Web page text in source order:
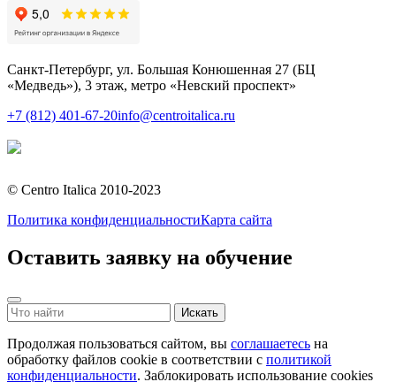
Санкт-Петербург, ул. Большая Конюшенная 27 (БЦ
«Медведь»), 3 этаж, метро «Невский проспект»
+7 (812) 401-67-20info@centroitalica.ru
© Centro Italica 2010-2023
Политика конфиденциальностиКарта сайта
Оставить заявку на обучение
Продолжая пользоваться сайтом, вы соглашаетесь на
обработку файлов cookie в соответствии с политикой
конфиденциальности. Заблокировать использование cookies